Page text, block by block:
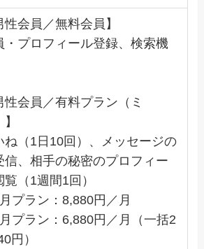
性会員／無料会員】
・プロフィール登録、検索機
性会員／有料プラン（ミ
ね（1日10回）、メッセージの
信、相手の秘密のプロフィー
覧（1週間1回）
プラン：8,880円／月
プラン：6,880円／月（一括2
円）